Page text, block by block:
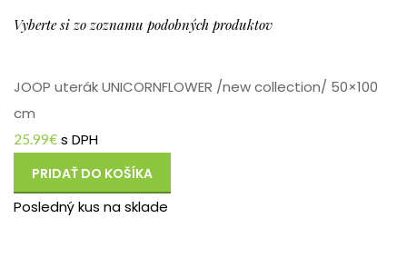
Vyberte si zo zoznamu podobných produktov
JOOP uterák UNICORNFLOWER /new collection/ 50×100
cm
25.99€ s DPH
PRIDAŤ DO KOŠÍKA
Posledný kus na sklade